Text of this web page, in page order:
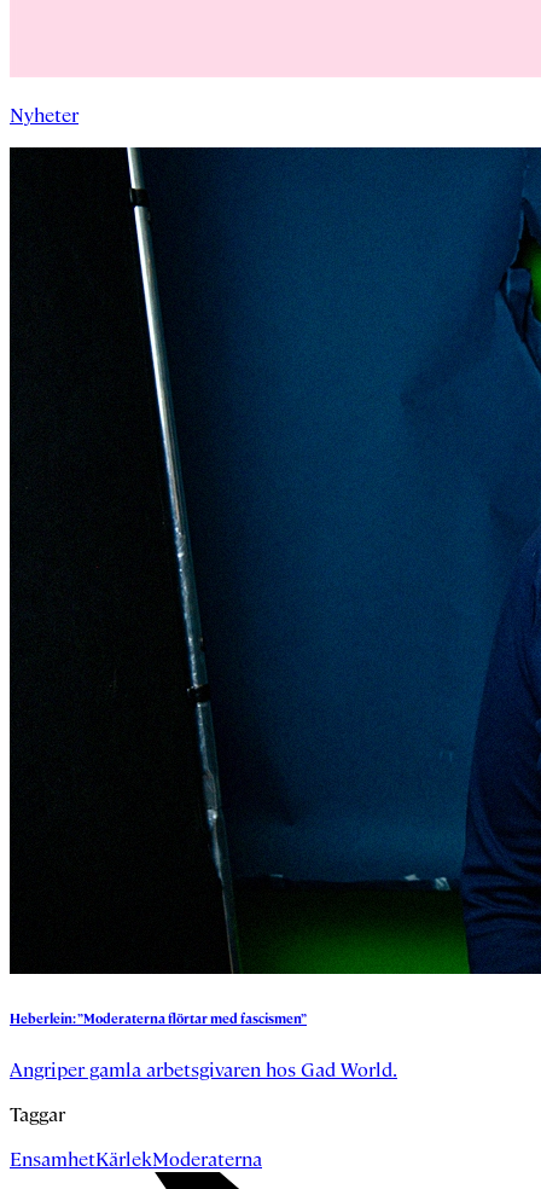
Nyheter
Heberlein:”Moderaternaflörtarmedfascismen”
Angriper gamla arbetsgivaren hos Gad World.
Taggar
EnsamhetKärlekModeraterna